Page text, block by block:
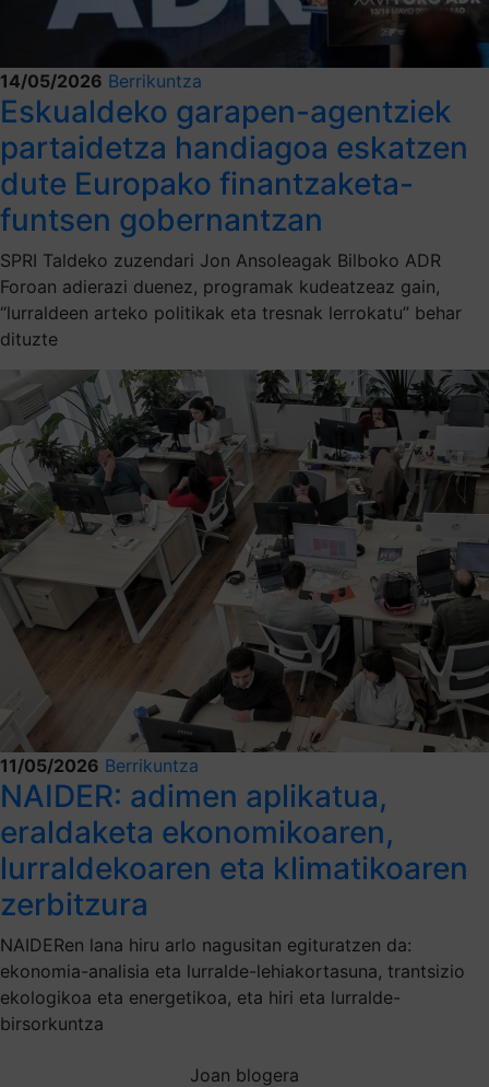
14/05/2026 Berrikuntza
Eskualdeko garapen-agentziek
partaidetza handiagoa eskatzen
dute Europako finantzaketa-
funtsen gobernantzan
SPRI Taldeko zuzendari Jon Ansoleagak Bilboko ADR
Foroan adierazi duenez, programak kudeatzeaz gain,
“lurraldeen arteko politikak eta tresnak lerrokatu” behar
dituzte
11/05/2026 Berrikuntza
NAIDER: adimen aplikatua,
eraldaketa ekonomikoaren,
lurraldekoaren eta klimatikoaren
zerbitzura
NAIDERen lana hiru arlo nagusitan egituratzen da:
ekonomia-analisia eta lurralde-lehiakortasuna, trantsizio
ekologikoa eta energetikoa, eta hiri eta lurralde-
birsorkuntza
Joan blogera